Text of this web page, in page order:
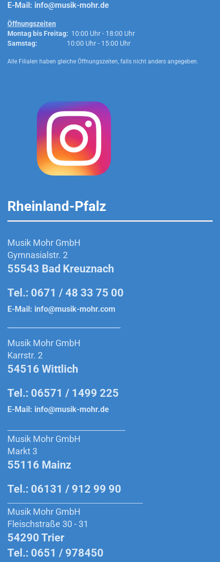
E-Mail: info@musik-mohr.de
Öffnungszeiten
Montag bis Freitag: 10:00 Uhr - 18:00 Uhr
Samstag: 10:00 Uhr - 15:00 Uhr
Alle Filialen haben gleiche Öffnungszeiten, falls nicht anders angegeben.
Rheinland-Pfalz
Musik Mohr GmbH
Gymnasialstr. 2
55543 Bad Kreuznach
Tel.: 0671 / 48 33 75 00
E-Mail: info@musik-mohr.com
Musik Mohr GmbH
Karrstr. 2
54516 Wittlich
Tel.: 06571 / 1499 225
E-Mail: info@musik-mohr.de
Musik Mohr GmbH
Markt 3
55116 Mainz
Tel.: 06131 / 912 99 90
Musik Mohr GmbH
Fleischstraße 30 - 31
54290 Trier
Tel.: 0651 / 978450